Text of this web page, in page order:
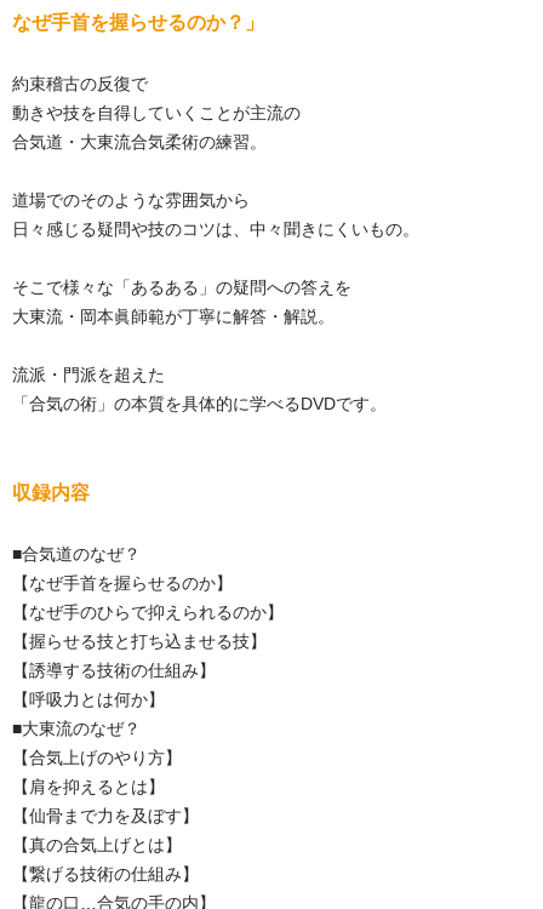
なぜ手首を握らせるのか？」
約束稽古の反復で
動きや技を自得していくことが主流の
合気道・大東流合気柔術の練習。
道場でのそのような雰囲気から
日々感じる疑問や技のコツは、中々聞きにくいもの。
そこで様々な「あるある」の疑問への答えを
大東流・岡本眞師範が丁寧に解答・解説。
流派・門派を超えた
「合気の術」の本質を具体的に学べるDVDです。
収録内容
■合気道のなぜ？
【なぜ手首を握らせるのか】
【なぜ手のひらで抑えられるのか】
【握らせる技と打ち込ませる技】
【誘導する技術の仕組み】
【呼吸力とは何か】
■大東流のなぜ？
【合気上げのやり方】
【肩を抑えるとは】
【仙骨まで力を及ぼす】
【真の合気上げとは】
【繋げる技術の仕組み】
【龍の口…合気の手の内】